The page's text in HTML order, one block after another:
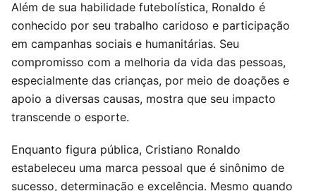
Além de sua habilidade futebolística, Ronaldo é
conhecido por seu trabalho caridoso e participação
em campanhas sociais e humanitárias. Seu
compromisso com a melhoria da vida das pessoas,
especialmente das crianças, por meio de doações e
apoio a diversas causas, mostra que seu impacto
transcende o esporte.
Enquanto figura pública, Cristiano Ronaldo
estabeleceu uma marca pessoal que é sinônimo de
sucesso, determinação e excelência. Mesmo quando